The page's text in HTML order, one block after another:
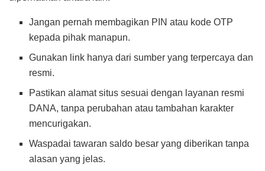
Jangan pernah membagikan PIN atau kode OTP
kepada pihak manapun.
Gunakan link hanya dari sumber yang terpercaya dan
resmi.
Pastikan alamat situs sesuai dengan layanan resmi
DANA, tanpa perubahan atau tambahan karakter
mencurigakan.
Waspadai tawaran saldo besar yang diberikan tanpa
alasan yang jelas.